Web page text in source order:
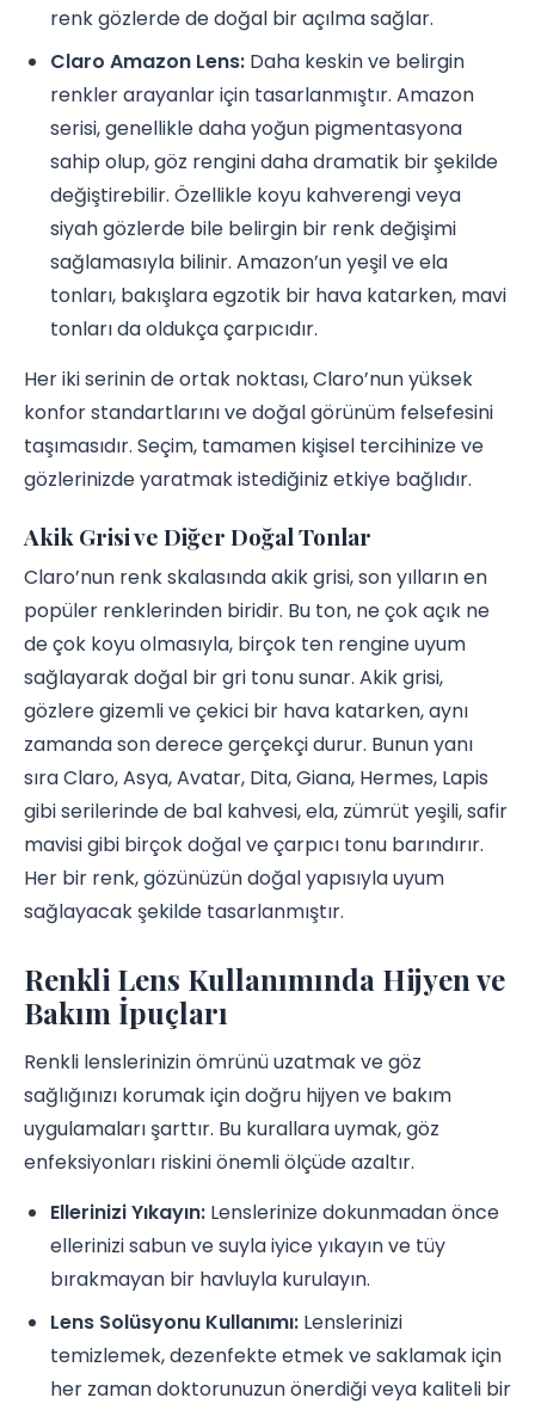
renk gözlerde de doğal bir açılma sağlar.
Claro Amazon Lens: Daha keskin ve belirgin
renkler arayanlar için tasarlanmıştır. Amazon
serisi, genellikle daha yoğun pigmentasyona
sahip olup, göz rengini daha dramatik bir şekilde
değiştirebilir. Özellikle koyu kahverengi veya
siyah gözlerde bile belirgin bir renk değişimi
sağlamasıyla bilinir. Amazon’un yeşil ve ela
tonları, bakışlara egzotik bir hava katarken, mavi
tonları da oldukça çarpıcıdır.
Her iki serinin de ortak noktası, Claro’nun yüksek
konfor standartlarını ve doğal görünüm felsefesini
taşımasıdır. Seçim, tamamen kişisel tercihinize ve
gözlerinizde yaratmak istediğiniz etkiye bağlıdır.
Akik Grisi ve Diğer Doğal Tonlar
Claro’nun renk skalasında akik grisi, son yılların en
popüler renklerinden biridir. Bu ton, ne çok açık ne
de çok koyu olmasıyla, birçok ten rengine uyum
sağlayarak doğal bir gri tonu sunar. Akik grisi,
gözlere gizemli ve çekici bir hava katarken, aynı
zamanda son derece gerçekçi durur. Bunun yanı
sıra Claro, Asya, Avatar, Dita, Giana, Hermes, Lapis
gibi serilerinde de bal kahvesi, ela, zümrüt yeşili, safir
mavisi gibi birçok doğal ve çarpıcı tonu barındırır.
Her bir renk, gözünüzün doğal yapısıyla uyum
sağlayacak şekilde tasarlanmıştır.
Renkli Lens Kullanımında Hijyen ve
Bakım İpuçları
Renkli lenslerinizin ömrünü uzatmak ve göz
sağlığınızı korumak için doğru hijyen ve bakım
uygulamaları şarttır. Bu kurallara uymak, göz
enfeksiyonları riskini önemli ölçüde azaltır.
Ellerinizi Yıkayın: Lenslerinize dokunmadan önce
ellerinizi sabun ve suyla iyice yıkayın ve tüy
bırakmayan bir havluyla kurulayın.
Lens Solüsyonu Kullanımı: Lenslerinizi
temizlemek, dezenfekte etmek ve saklamak için
her zaman doktorunuzun önerdiği veya kaliteli bir